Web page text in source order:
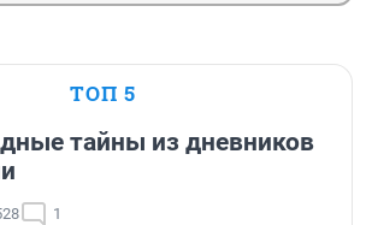
ТОП 5
тайны из дневников
1